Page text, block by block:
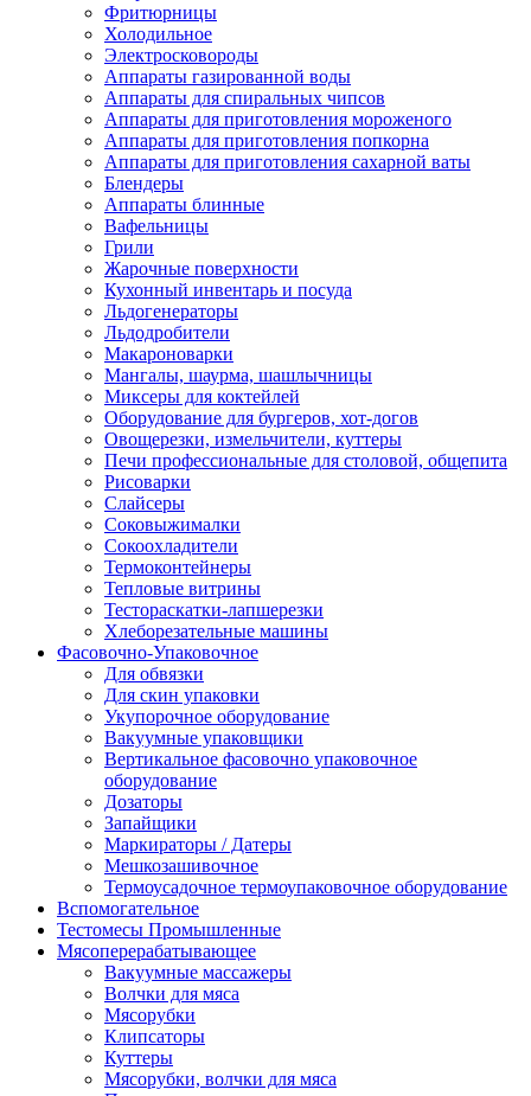
Фритюрницы
Холодильное
Электросковороды
Аппараты газированной воды
Аппараты для спиральных чипсов
Аппараты для приготовления мороженого
Аппараты для приготовления попкорна
Аппараты для приготовления сахарной ваты
Блендеры
Аппараты блинные
Вафельницы
Грили
Жарочные поверхности
Кухонный инвентарь и посуда
Льдогенераторы
Льдодробители
Макароноварки
Мангалы, шаурма, шашлычницы
Миксеры для коктейлей
Оборудование для бургеров, хот-догов
Овощерезки, измельчители, куттеры
Печи профессиональные для столовой, общепита
Рисоварки
Слайсеры
Соковыжималки
Сокоохладители
Термоконтейнеры
Тепловые витрины
Тестораскатки-лапшерезки
Хлеборезательные машины
Фасовочно-Упаковочное
Для обвязки
Для скин упаковки
Укупорочное оборудование
Вакуумные упаковщики
Вертикальное фасовочно упаковочное
оборудование
Дозаторы
Запайщики
Маркираторы / Датеры
Мешкозашивочное
Термоусадочное термоупаковочное оборудование
Вспомогательное
Тестомесы Промышленные
Мясоперерабатывающее
Вакуумные массажеры
Волчки для мяса
Мясорубки
Клипсаторы
Куттеры
Мясорубки, волчки для мяса